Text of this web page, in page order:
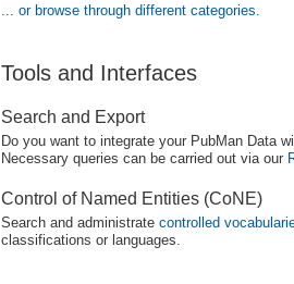
... or browse through different categories.
Tools and Interfaces
Search and Export
Do you want to integrate your PubMan Data
Necessary queries can be carried out via our
Control of Named Entities (CoNE)
Search and administrate controlled
classifications or languages.